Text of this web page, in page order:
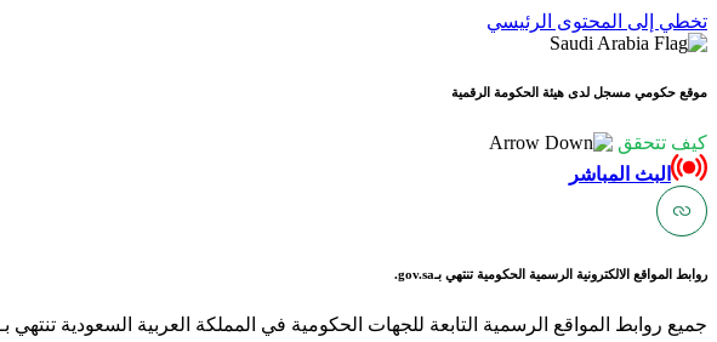
تخطي إلى المحتوى الرئيسي
موقع حكومي مسجل لدى هيئة الحكومة الرقمية
كيف تتحقق
البث المباشر
روابط المواقع الالكترونية الرسمية الحكومية تنتهي بـgov.sa.
جميع روابط المواقع الرسمية التابعة للجهات الحكومية في المملكة العربية السعودية تنتهي بـ gov.sa